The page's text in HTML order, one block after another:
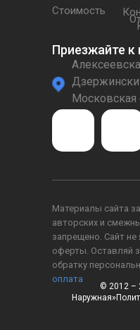
Московская
Стоимость
Приезжайте к
Материалы сайта
авторских и
запрещено. Сайт
оферты. Оставляй
обратку
оплата
© 2012 –